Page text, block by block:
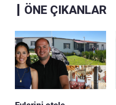
ÖNE ÇIKANLAR